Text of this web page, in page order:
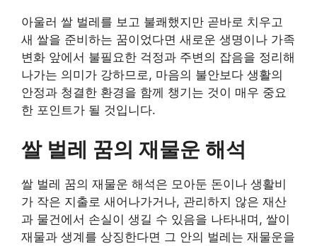
아울러 쌀 벌레를 보고 불쾌했지만 곧바로 치우고
새 쌀을 준비하는 꿈이었다면 새로운 생명이나 가족
변화 앞에서 불필요한 걱정과 주변의 잡음을 정리해
나가는 의미가 강하므로, 마음의 불안보다 생활의
안정과 청결한 환경을 함께 챙기는 것이 매우 중요
한 포인트가 될 것입니다.
쌀 벌레 꿈의 재물운 해석
쌀 벌레 꿈의 재물운 해석은 모아둔 돈이나 생활비
가 작은 지출로 새어나가거나, 관리하지 않은 재산
과 물건에서 손실이 생길 수 있음을 나타내며, 쌀이
재물과 생계를 상징한다면 그 안의 벌레는 재물운을